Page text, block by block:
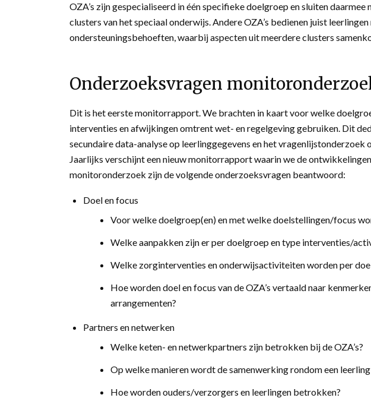
OZA’s zijn gespecialiseerd in één specifieke doelgroep en sluiten daarmee
clusters van het speciaal onderwijs. Andere OZA’s bedienen juist
ondersteuningsbehoeften, waarbij aspecten uit meerdere clusters
Onderzoeksvragen
Dit is het eerste monitorrapport. We brachten in kaart voor welke
interventies en afwijkingen omtrent wet- en regelgeving gebruiken. Dit
secundaire data-analyse op leerlinggegevens en het vragenlijstonderzoek
Jaarlijks verschijnt een nieuw monitorrapport waarin we de
monitoronderzoek zijn de volgende onderzoeksvragen beantwoord:
Doel en focus
Voor welke doelgroep(en) en met welke doelstellingen/focus
Welke aanpakken zijn er per doelgroep en type interventies/
Welke zorginterventies en onderwijsactiviteiten worden per
Hoe worden doel en focus van de OZA’s vertaald naar
arrangementen?
Partners en netwerken
Welke keten- en netwerkpartners zijn betrokken bij de OZA’s?
Op welke manieren wordt de samenwerking rondom een
Hoe worden ouders/verzorgers en leerlingen betrokken?